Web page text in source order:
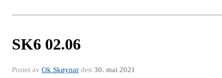
SK6 02.06
Postet av Ok Skøynar den 30. mai 2021